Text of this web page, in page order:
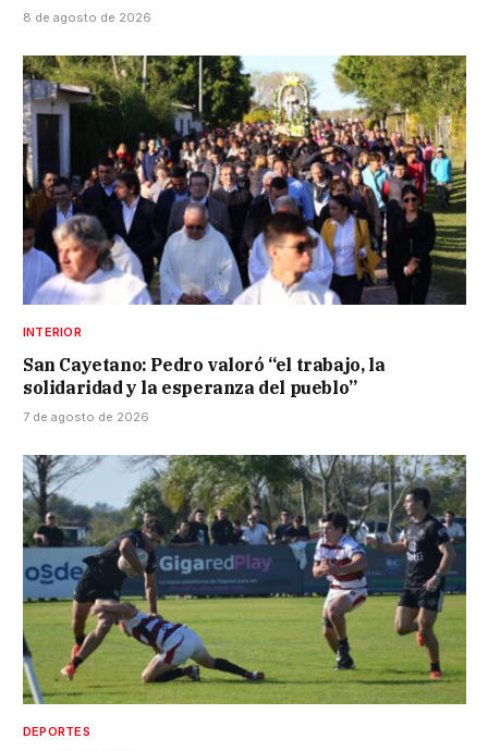
8 de agosto de 2026
INTERIOR
San Cayetano: Pedro valoró “el trabajo, la
solidaridad y la esperanza del pueblo”
7 de agosto de 2026
DEPORTES